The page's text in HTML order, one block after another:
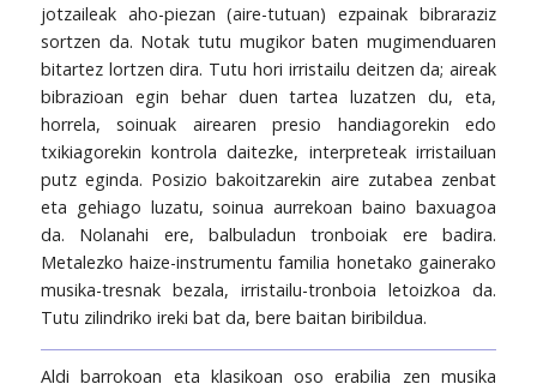
jotzaileak aho-piezan (aire-tutuan) ezpainak bibraraziz
sortzen da. Notak tutu mugikor baten mugimenduaren
bitartez lortzen dira. Tutu hori irristailu deitzen da; aireak
bibrazioan egin behar duen tartea luzatzen du, eta,
horrela, soinuak airearen presio handiagorekin edo
txikiagorekin kontrola daitezke, interpreteak irristailuan
putz eginda. Posizio bakoitzarekin aire zutabea zenbat
eta gehiago luzatu, soinua aurrekoan baino baxuagoa
da. Nolanahi ere, balbuladun tronboiak ere badira.
Metalezko haize-instrumentu familia honetako gainerako
musika-tresnak bezala, irristailu-tronboia letoizkoa da.
Tutu zilindriko ireki bat da, bere baitan biribildua.
Aldi barrokoan eta klasikoan oso erabilia zen musika